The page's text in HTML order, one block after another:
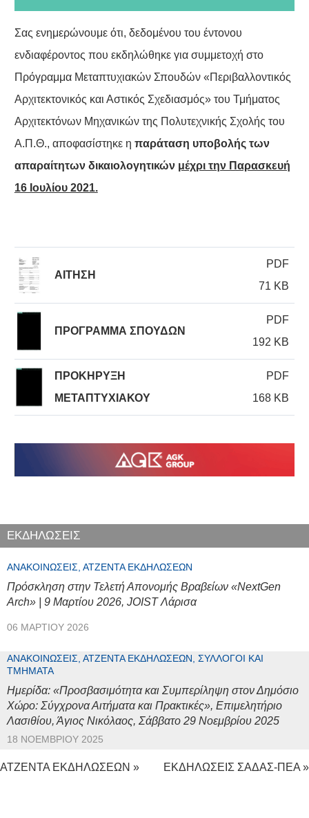
Σας ενημερώνουμε ότι, δεδομένου του έντονου
ενδιαφέροντος που εκδηλώθηκε για συμμετοχή στο
Πρόγραμμα Μεταπτυχιακών Σπουδών «Περιβαλλοντικός
Αρχιτεκτονικός και Αστικός Σχεδιασμός» του Τμήματος
Αρχιτεκτόνων Μηχανικών της Πολυτεχνικής Σχολής του
Α.Π.Θ., αποφασίστηκε η παράταση υποβολής των
απαραίτητων δικαιολογητικών μέχρι την Παρασκευή
16 Ιουλίου 2021.
ΑΙΤΗΣΗ
PDF
71 KB
ΠΡΟΓΡΑΜΜΑ ΣΠΟΥΔΩΝ
PDF
192 KB
ΠΡΟΚΗΡΥΞΗ
ΜΕΤΑΠΤΥΧΙΑΚΟΥ
PDF
168 KB
ΕΚΔΗΛΩΣΕΙΣ
ΑΝΑΚΟΙΝΏΣΕΙΣ, ΑΤΖΈΝΤΑ ΕΚΔΗΛΏΣΕΩΝ
Πρόσκληση στην Τελετή Απονομής Βραβείων «NextGen
Arch» | 9 Μαρτίου 2026, JOIST Λάρισα
06 ΜΑΡΤΊΟΥ 2026
ΑΝΑΚΟΙΝΏΣΕΙΣ, ΑΤΖΈΝΤΑ ΕΚΔΗΛΏΣΕΩΝ, ΣΎΛΛΟΓΟΙ ΚΑΙ
ΤΜΉΜΑΤΑ
Ημερίδα: «Προσβασιμότητα και Συμπερίληψη στον Δημόσιο
Χώρο: Σύγχρονα Αιτήματα και Πρακτικές», Επιμελητήριο
Λασιθίου, Άγιος Νικόλαος, Σάββατο 29 Νοεμβρίου 2025
18 ΝΟΕΜΒΡΊΟΥ 2025
ΑΤΖΕΝΤΑ ΕΚΔΗΛΩΣΕΩΝ » ΕΚΔΗΛΩΣΕΙΣ ΣΑΔΑΣ-ΠΕΑ »